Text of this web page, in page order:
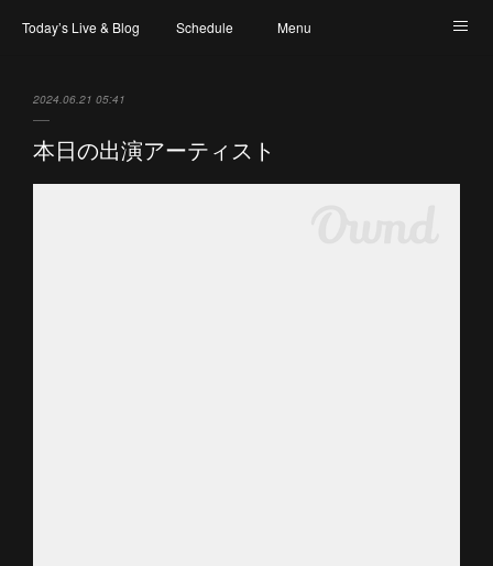
Today’s Live & Blog Schedule Menu
2024.06.21 05:41
本日の出演アーティスト